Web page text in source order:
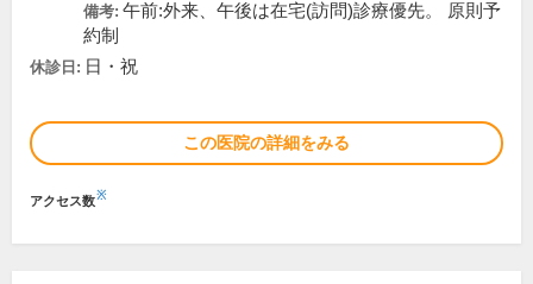
備考: 午前:外来、午後は在宅(訪問)診療優先。 原則予
約制
休診日: 日・祝
この医院の詳細をみる
アクセス数※